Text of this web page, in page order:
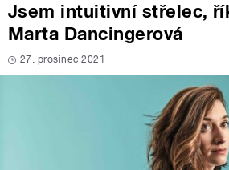
Jsem intuitivní střelec,
Marta Dancingerová
27. prosinec 2021